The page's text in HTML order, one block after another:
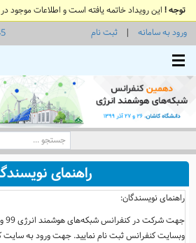
توجه ! این رویداد خاتمه یافته است و اطلاعات موجود
ورود به سامانه |
ثبت نام
راهنمای
راهنمای نویسندگان:
وبسایت کنفرانس ثبت نام نمایید. جهت ورود به